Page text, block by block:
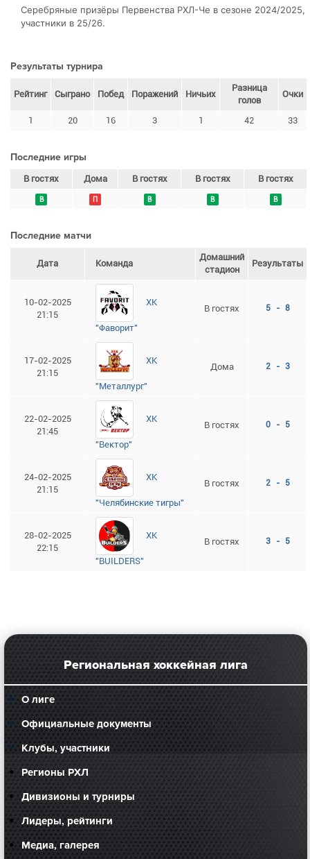
Серебряные призёры Первенства РХЛ-Че в сезоне 2024/2025,
участники в 25/26.
Результаты турнира
Рейтинг Сыграно Побед Поражений Ничьих
Разница
голов
Очки
1 20 16 3 1 42 33
Последние игры
В гостях Дома В гостях В гостях В гостях
В П В В В
Последние матчи
Дата Команда
Домашний
стадион
Результаты
10-02-2025
21:15
ХК
"Фаворит"
В гостях 5 - 8
17-02-2025
21:15
ХК
"Металлург"
Дома 2 - 3
22-02-2025
21:45
ХК
"Вектор"
В гостях 0 - 5
24-02-2025
21:15
ХК
"Челябинские тигры"
В гостях 2 - 5
28-02-2025
22:15
ХК
"BUILDERS"
В гостях 3 - 5
Региональная хоккейная лига
О лиге
Официальные документы
Клубы, участники
Регионы РХЛ
Дивизионы и турниры
Лидеры, рейтинги
Медиа, галерея